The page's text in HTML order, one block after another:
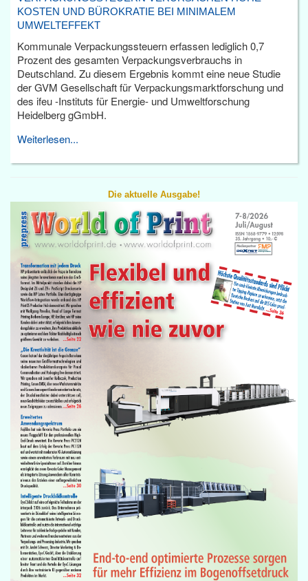
KOSTEN UND BÜROKRATIE BEI MINIMALEM
UMWELTEFFEKT
Kommunale Verpackungssteuern erfassen lediglich 0,7
Prozent des gesamten Verpackungsverbrauchs in
Deutschland. Zu diesem Ergebnis kommt eine neue Studie
der GVM Gesellschaft für Verpackungsmarktforschung und
des ifeu -Instituts für Energie- und Umweltforschung
Heidelberg gGmbH.
Weiterlesen...
Die aktuelle Ausgabe!